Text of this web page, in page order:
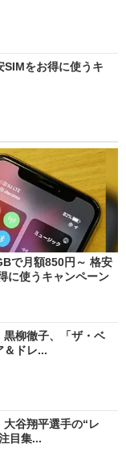
SIMをお得に使うキ
で月額850円～ 格安
に使うキャンペーン
柳徹子、「ザ・ベ
＆ドレ...
谷翔平選手の“レ
目集...